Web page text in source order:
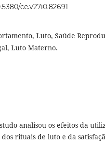
ce.v27i0.82691
Luto, Saúde
Luto Materno.
analisou os efeitos da
rituais de luto e da